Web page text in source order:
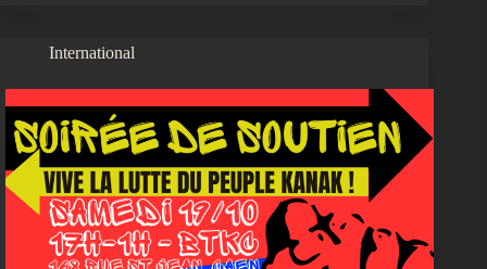
International